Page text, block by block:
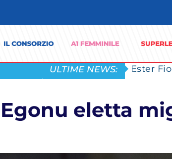
ULTIME NEWS: Ester
eletta